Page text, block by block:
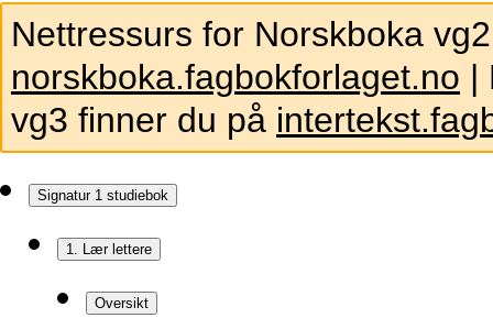
Nettressurs for Norskboka
norskboka.fagbokforlaget.no |
vg3 finner du på
Signatur 1 studiebok
1. Lær lettere
Oversikt